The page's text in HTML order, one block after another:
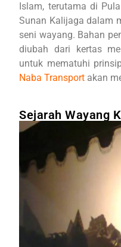
Islam, terutama di
Sunan Kalijaga dalam
seni wayang. Bahan
diubah dari kertas
untuk mematuhi
Naba Transport akan
Sejarah Wayang